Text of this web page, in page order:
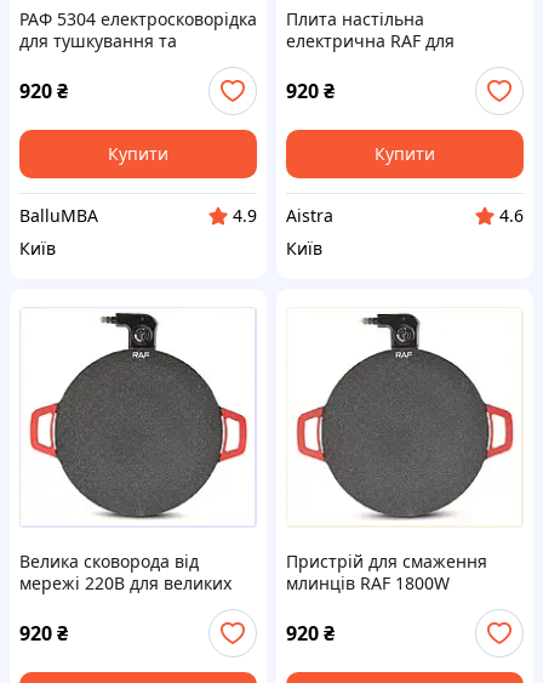
РАФ 5304 електросковорідка
для тушкування та
920₴
Купити
BalluMBA
4.9
Київ
Плита настільна
електрична RAF для
C9A025353
920₴
Купити
Aistra
4.6
Київ
Велика сковорода від
мережі 220В для великих
920₴
Пристрій для смаження
млинців RAF 1800W
антипригарний 90E25353P
920₴